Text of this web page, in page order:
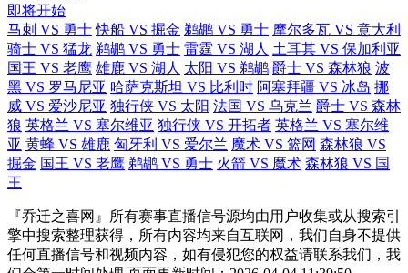
即将开始
马刺 VS 勇士 快船 VS 掘金 鹈鹕 VS 勇士 摩尔多瓦 VS 意大利
骑士 VS 猛龙 鹈鹕 VS 勇士 雷霆 VS 湖人 土耳其 VS 保加利亚
国王 VS 老鹰 雄鹿 VS 湖人 太阳 VS 鹈鹕 爵士 VS 森林狼 波
黑 VS 罗马尼亚 哈萨克斯坦 VS 比利时 阿塞拜疆 VS 冰岛 挪
威 VS 爱沙尼亚 独行侠 VS 太阳 法国 VS 乌克兰 爵士 VS 森林
狼 英格兰 VS 塞尔维亚 独行侠 VS 开拓者 英格兰 VS 塞尔维
亚 黄蜂 VS 雄鹿 匈牙利 VS 爱尔兰 魔术 VS 篮网 森林狼 VS
掘金 国王 VS 老鹰 鹈鹕 VS 勇士 火箭 VS 魔术 森林狼 VS 国
王
『乔迁之喜网』所有赛事直播信号源均由用户收集或从搜索引
擎中搜索整理获得，所有内容均来自互联网，我们自身不提供
任何直播信号和视频内容，如有侵犯您的权益请联系我们，我